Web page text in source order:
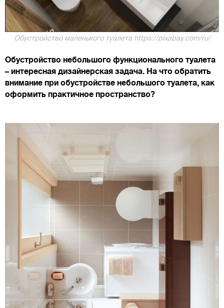
Обустройство маленького туалета https://pixabay.com/ru/
Обустройство небольшого функционального туалета
– интересная дизайнерская задача. На что обратить
внимание при обустройстве небольшого туалета, как
оформить практичное пространство?